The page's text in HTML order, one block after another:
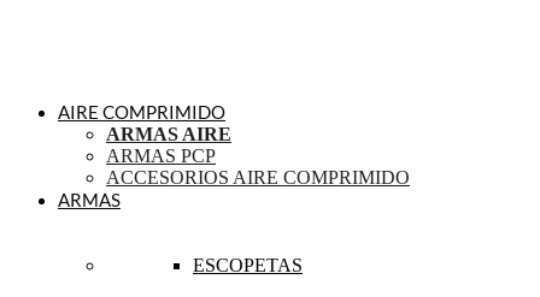
AIRE COMPRIMIDO
ARMAS AIRE
ARMAS PCP
ACCESORIOS AIRE COMPRIMIDO
ARMAS
ESCOPETAS